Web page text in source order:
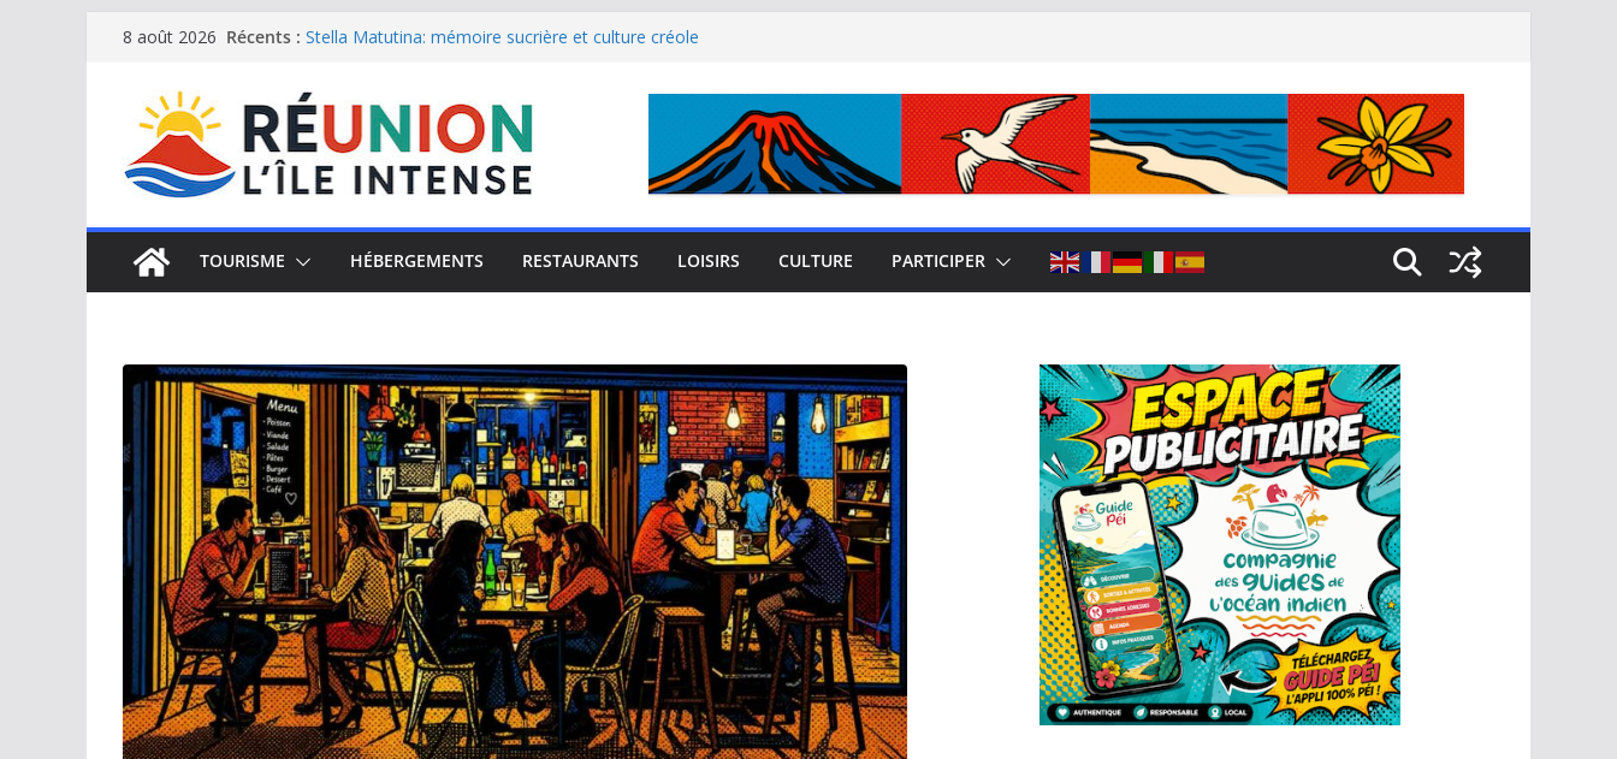
Passer
contenu
8 août 2026 Récents : Stella Matutina: mémoire sucrière et culture créole
Le samoussa de La Réunion, emblème de l’île intense
Le Musée du sel de Saint Leu: site culturel à découvrir
TOURISME HÉBERGEMENTS RESTAURANTS LOISIRS CULTURE PARTICIPER